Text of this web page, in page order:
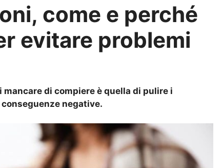
come e perché
evitare problemi
mancare di compiere è quella di pulire i
negative.